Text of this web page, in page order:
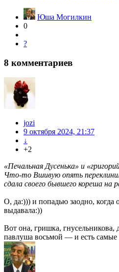
Юша Могилкин
0
?
8 комментариев
jozi
9 октября 2024, 21:37
↓
+2
«Печальная Дусенька» и
Что-то Вшивую опять
сдала своего бывшего кореша на
О, да:))) и попадью заодно, когда
выдавала:))
Вот она, гришка, гнусельникова,
павлуша восьмой — и есть